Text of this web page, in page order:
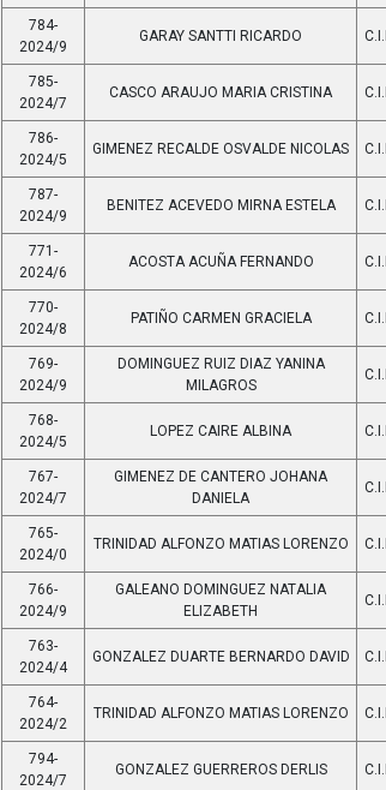
784-
2024/9
GARAY SANTTI RICARDO
785-
2024/7
CASCO ARAUJO MARIA CRISTINA
786-
2024/5
GIMENEZ RECALDE OSVALDE NICOLAS
787-
2024/9
BENITEZ ACEVEDO MIRNA ESTELA
771-
2024/6
ACOSTA ACUÑA FERNANDO
770-
2024/8
PATIÑO CARMEN GRACIELA
769-
2024/9
DOMINGUEZ RUIZ DIAZ YANINA
MILAGROS
768-
2024/5
LOPEZ CAIRE ALBINA
767-
2024/7
GIMENEZ DE CANTERO JOHANA
DANIELA
765-
2024/0
TRINIDAD ALFONZO MATIAS LORENZO
766-
2024/9
GALEANO DOMINGUEZ NATALIA
ELIZABETH
763-
2024/4
GONZALEZ DUARTE BERNARDO DAVID
764-
2024/2
TRINIDAD ALFONZO MATIAS LORENZO
794-
2024/7
GONZALEZ GUERREROS DERLIS